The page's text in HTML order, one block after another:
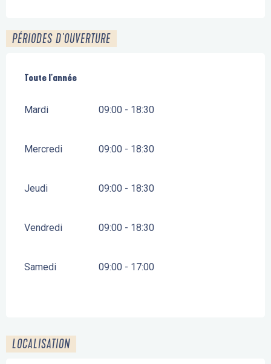
PÉRIODES D'OUVERTURE
Toute l'année
Toute l'année
Mardi 09:00 - 18:30
Mercredi 09:00 - 18:30
Jeudi 09:00 - 18:30
Vendredi 09:00 - 18:30
Samedi 09:00 - 17:00
LOCALISATION